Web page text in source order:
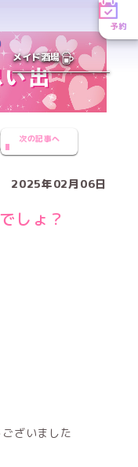
予約
メイド酒場
次の記事へ
2025年02月06日
しょ？
ざいました